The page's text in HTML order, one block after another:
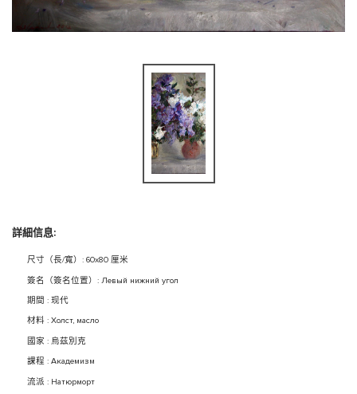
詳細信息:
尺寸（長/寬）: 60x80 厘米
簽名（簽名位置）: Левый нижний угол
期間 : 现代
材料 : Холст, масло
國家 : 烏茲別克
課程 : Академизм
流派 : Натюрморт